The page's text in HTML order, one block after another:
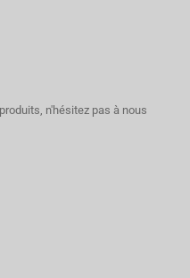
n'hésitez pas à nous